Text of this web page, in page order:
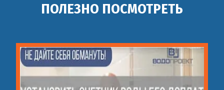
ПОЛЕЗНО ПОСМОТРЕТЬ